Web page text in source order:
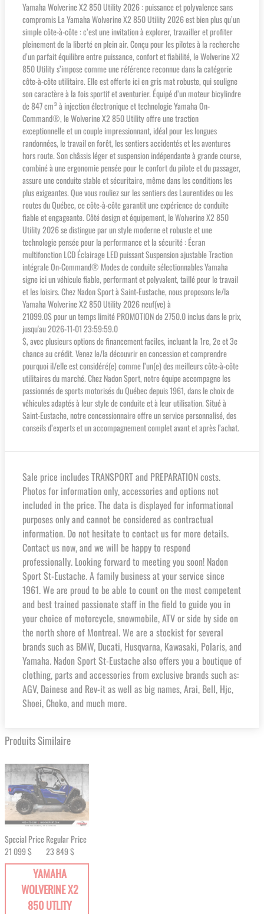
Yamaha Wolverine X2 850 Utility 2026 : puissance et polyvalence sans
compromis La Yamaha Wolverine X2 850 Utility 2026 est bien plus qu’un
simple côte-à-côte : c’est une invitation à explorer, travailler et profiter
pleinement de la liberté en plein air. Conçu pour les pilotes à la recherche
d’un parfait équilibre entre puissance, confort et fiabilité, le Wolverine X2
850 Utility s’impose comme une référence reconnue dans la catégorie
côte-à-côte utilitaire. Elle est offerte ici en gris mat robuste, qui souligne
son caractère à la fois sportif et aventurier. Équipé d’un moteur bicylindre
de 847 cm³ à injection électronique et technologie Yamaha On-
Command®, le Wolverine X2 850 Utility offre une traction
exceptionnelle et un couple impressionnant, idéal pour les longues
randonnées, le travail en forêt, les sentiers accidentés et les aventures
hors route. Son châssis léger et suspension indépendante à grande course,
combiné à une ergonomie pensée pour le confort du pilote et du passager,
assure une conduite stable et sécuritaire, même dans les conditions les
plus exigeantes. Que vous rouliez sur les sentiers des Laurentides ou les
routes du Québec, ce côte-à-côte garantit une expérience de conduite
fiable et engageante. Côté design et équipement, le Wolverine X2 850
Utility 2026 se distingue par un style moderne et robuste et une
technologie pensée pour la performance et la sécurité : Écran
multifonction LCD Éclairage LED puissant Suspension ajustable Traction
intégrale On-Command® Modes de conduite sélectionnables Yamaha
signe ici un véhicule fiable, performant et polyvalent, taillé pour le travail
et les loisirs. Chez Nadon Sport à Saint-Eustache, nous proposons le/la
Yamaha Wolverine X2 850 Utility 2026 neuf(ve) à
21099.0$ pour un temps limité PROMOTION de 2750.0 inclus dans le prix,
jusqu'au 2026-11-01 23:59:59.0
$, avec plusieurs options de financement faciles, incluant la 1re, 2e et 3e
chance au crédit. Venez le/la découvrir en concession et comprendre
pourquoi il/elle est considéré(e) comme l’un(e) des meilleurs côte-à-côte
utilitaires du marché. Chez Nadon Sport, notre équipe accompagne les
passionnés de sports motorisés du Québec depuis 1961, dans le choix de
véhicules adaptés à leur style de conduite et à leur utilisation. Situé à
Saint-Eustache, notre concessionnaire offre un service personnalisé, des
conseils d’experts et un accompagnement complet avant et après l’achat.
Sale price includes TRANSPORT and PREPARATION costs.
Photos for information only, accessories and options not
included in the price. The data is displayed for informational
purposes only and cannot be considered as contractual
information. Do not hesitate to contact us for more details.
Contact us now, and we will be happy to respond
professionally. Looking forward to meeting you soon! Nadon
Sport St-Eustache. A family business at your service since
1961. We are proud to be able to count on the most competent
and best trained passionate staff in the field to guide you in
your choice of motorcycle, snowmobile, ATV or side by side on
the north shore of Montreal. We are a stockist for several
brands such as BMW, Ducati, Husqvarna, Kawasaki, Polaris, and
Yamaha. Nadon Sport St-Eustache also offers you a boutique of
clothing, parts and accessories from exclusive brands such as:
AGV, Dainese and Rev-it as well as big names, Arai, Bell, Hjc,
Shoei, Choko, and much more.
Produits Similaire
Special Price
21 099 $
Regular Price
23 849 $
YAMAHA
WOLVERINE X2
850 UTLITY